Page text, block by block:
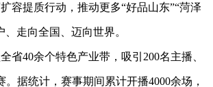
容提质行动，推动更多“好品山东”“菏泽
、走向全国、迈向世界。
省40余个特色产业带，吸引 200名主播、
。据统计，赛事期间累计开播4000余场，